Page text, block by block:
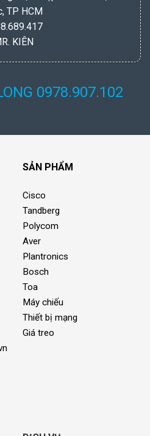
TP HCM
KIÊN
0978.907.102
SẢN PHẨM
Cisco
Tandberg
Polycom
Aver
Plantronics
Bosch
Toa
Máy chiếu
Thiết bị mạng
Giá treo